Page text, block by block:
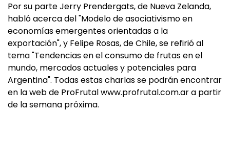
Por su parte Jerry Prendergats, de Nueva Zelanda,
habló acerca del "Modelo de asociativismo en
economías emergentes orientadas a la
exportación", y Felipe Rosas, de Chile, se refirió al
tema "Tendencias en el consumo de frutas en el
mundo, mercados actuales y potenciales para
Argentina". Todas estas charlas se podrán encontrar
en la web de ProFrutal www.profrutal.com.ar a partir
de la semana próxima.